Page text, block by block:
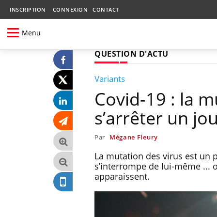
INSCRIPTION CONNEXION CONTACT
Menu
QUESTION D'ACTU
Variants
Covid-19 : la
s’arrêter un
Par Mégane Fleury
La mutation des virus est un
s’interrompe de lui-même ...
apparaissent.